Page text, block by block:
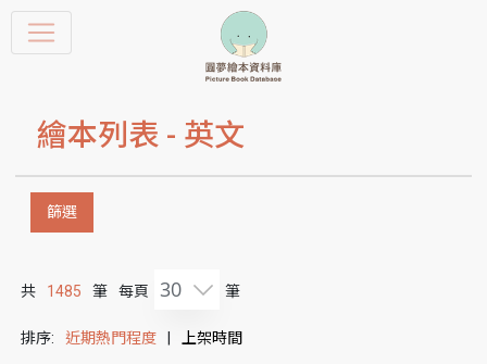
繪本列表 - 英文
篩選
共 1485 筆 每頁 30 筆
排序: 近期熱門程度 上架時間